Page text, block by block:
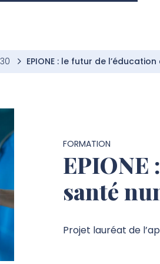
EPIONE : le futur de
FORMATION
EPIONE
santé
Projet lauréat de